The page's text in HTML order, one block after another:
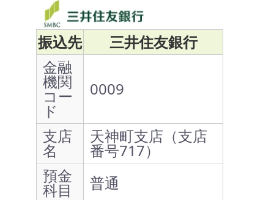
振込先
三井住友銀行
金融
機関
コー
ド
0009
支店
名
天神町支店（支店
番号717）
預金
科目
普通